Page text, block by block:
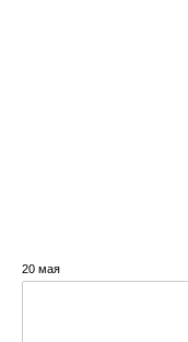
20 мая